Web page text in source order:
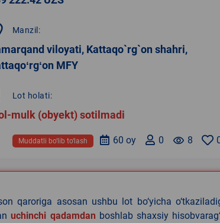
Manzil:
viloyati, Kattaqo`rg`on shahri,
MFY
Lot holati:
mulk (obyekt) sotilmadi
remove_red_eye 8
0
60 oy
Muddatli bo‘lib to‘lash
qaroriga asosan ushbu lot bo‘yicha
uchinchi qadamdan boshlab shaxsiy